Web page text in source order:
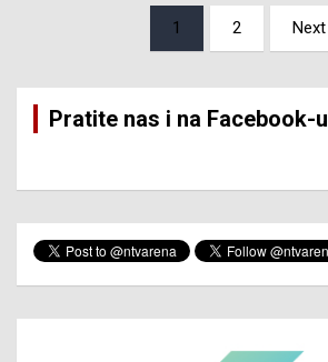
1 2 Next
Pratite nas i na Facebook-u